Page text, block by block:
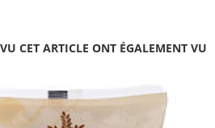
CET ARTICLE ONT ÉGALEMENT VU